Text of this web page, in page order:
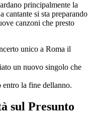
principalmente la
cantante si sta preparando
canzoni che presto
unico a Roma il
un nuovo singolo che
entro la fine dellanno.
sul Presunto